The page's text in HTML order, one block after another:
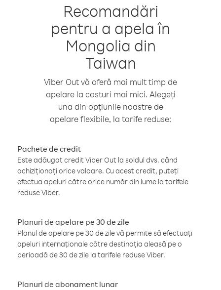
Recomandări
pentru a apela în
Mongolia din
Taiwan
Viber Out vă oferă mai mult timp de
apelare la costuri mai mici. Alegeți
una din opțiunile noastre de
apelare flexibile, la tarife reduse:
Pachete de credit
Este adăugat credit Viber Out la soldul dvs. când
achiziționați orice valoare. Cu acest credit, puteți
efectua apeluri către orice număr din lume la tarifele
reduse Viber.
Planuri de apelare pe 30 de zile
Planul de apelare pe 30 de zile vă permite să efectuați
apeluri internaționale către destinația aleasă pe o
perioadă de 30 de zile la tarifele reduse Viber.
Planuri de abonament lunar